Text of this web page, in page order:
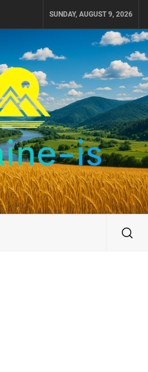
SUNDAY, AUGUST 9, 2026